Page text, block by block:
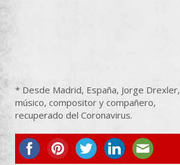
* Desde Madrid, España, Jorge Drexler,
músico, compositor y compañero,
recuperado del Coronavirus.